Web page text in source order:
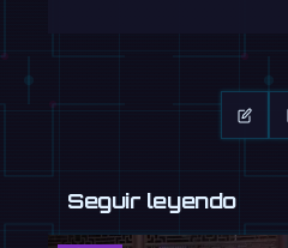
Seguir leyendo